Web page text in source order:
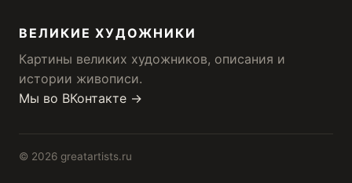
ВЕЛИКИЕ ХУДОЖНИКИ
Картины великих художников, описания и
истории живописи.
Мы во ВКонтакте →
© 2026 greatartists.ru